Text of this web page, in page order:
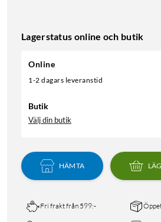
Lagerstatus online och butik
Online
1-2 dagars leveranstid
Butik
Välj din butik
HÄMTA
Fri frakt från 599:-